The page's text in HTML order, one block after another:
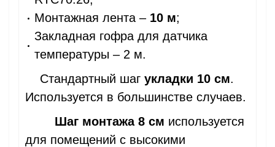
Монтажная лента –10 м;
Закладная гофра для датчика
температуры – 2 м.
Стандартный шаг укладки 10 см.
Используется в большинстве случаев.
Шаг монтажа 8 см используется
для помещений с высокими